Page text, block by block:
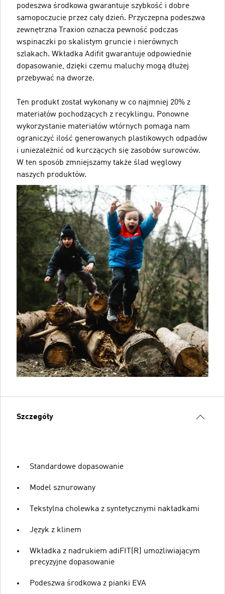
podeszwa środkowa gwarantuje szybkość i dobre
samopoczucie przez cały dzień. Przyczepna podeszwa
zewnętrzna Traxion oznacza pewność podczas
wspinaczki po skalistym gruncie i nierównych
szlakach. Wkładka Adifit gwarantuje odpowiednie
dopasowanie, dzięki czemu maluchy mogą dłużej
przebywać na dworze.
Ten produkt został wykonany w co najmniej 20% z
materiałów pochodzących z recyklingu. Ponowne
wykorzystanie materiałów wtórnych pomaga nam
ograniczyć ilość generowanych plastikowych odpadów
i uniezależnić od kurczących się zasobów surowców.
W ten sposób zmniejszamy także ślad węglowy
naszych produktów.
Szczegóły
Standardowe dopasowanie
Model sznurowany
Tekstylna cholewka z syntetycznymi nakładkami
Język z klinem
Wkładka z nadrukiem adiFIT(R) umożliwiającym
precyzyjne dopasowanie
Podeszwa środkowa z pianki EVA